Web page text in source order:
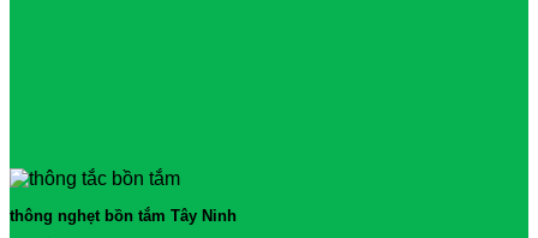
thông nghẹt bồn tắm Tây Ninh